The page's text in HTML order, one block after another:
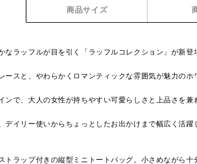
商品サイズ
なラッフルが目を引く「ラッフルコレクション」が新登
ースと、やわらかくロマンティックな雰囲気が魅力のホ
ンで、大人の女性が持ちやすい可愛らしさと上品さを兼
デイリー使いからちょっとしたお出かけまで幅広く活躍
トラップ付きの縦型ミニトートバッグ。小さめながら十